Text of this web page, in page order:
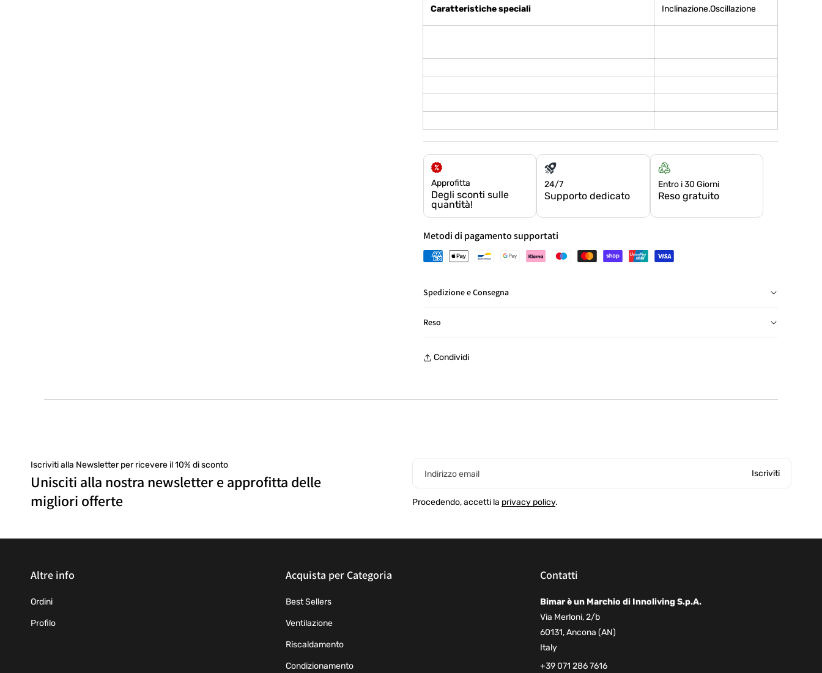
Caratteristiche speciali ‎Inclinazione,Oscillazione
Approfitta
Degli sconti sulle
quantità!
24/7
Supporto dedicato
Entro i 30 Giorni
Reso gratuito
Metodi di pagamento supportati
Spedizione e Consegna
Reso
Condividi
Iscriviti alla Newsletter per ricevere il 10% di sconto
Unisciti alla nostra newsletter e approfitta delle
migliori offerte
Indirizzo email Iscriviti
Procedendo, accetti la privacy policy.
Altre info
Ordini
Profilo
Acquista per Categoria
Best Sellers
Ventilazione
Riscaldamento
Condizionamento
Contatti
Bimar è un Marchio di Innoliving S.p.A.
Via Merloni, 2/b
60131, Ancona (AN)
Italy
+39 071 286 7616